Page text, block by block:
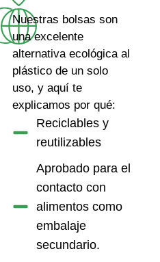
Nuestras bolsas son
una excelente
alternativa ecológica al
plástico de un solo
uso, y aquí te
explicamos por qué:
Reciclables y
reutilizables
Aprobado para el
contacto con
alimentos como
embalaje
secundario.